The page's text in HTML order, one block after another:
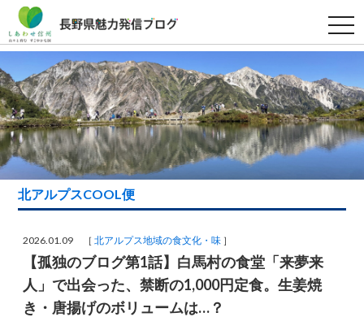
t
o
g
e
n
a
v
i
g
i
北アルプスCOOL便
2026.01.09 ［北アルプス地域の食文化・味 ］
【孤独のブログ第1話】白馬村の食堂「来夢来
人」で出会った、禁断の1,000円定食。生姜焼
き・唐揚げのボリュームは…？